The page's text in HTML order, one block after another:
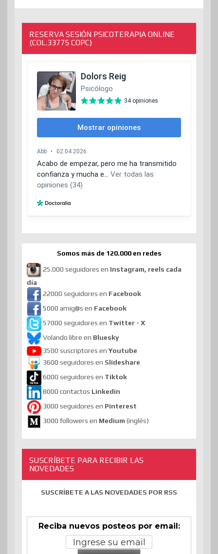
entradas
RESERVA SESIÓN PSICOTERAPIA ONLINE
(COL.33775 COPC)
Somos más de 120.000 en redes
25.000 seguidores en Instagram, reels cada
día
22000 seguidores en Facebook
5000 amig@s en Facebook
57000 seguidores en Twitter - X
Volando libre en Bluesky
3500 suscriptores en Youtube
3600 seguidores en Slideshare
6000 seguidores en Tiktok
8000 contactos Linkedin
3000 seguidores en Pinterest
3000 followers en Medium (inglés)
SUSCRÍBETE PARA RECIBIR LAS
NOVEDADES
SUSCRÍBETE A LAS NOVEDADES POR RSS
Reciba nuevos posteos por email: